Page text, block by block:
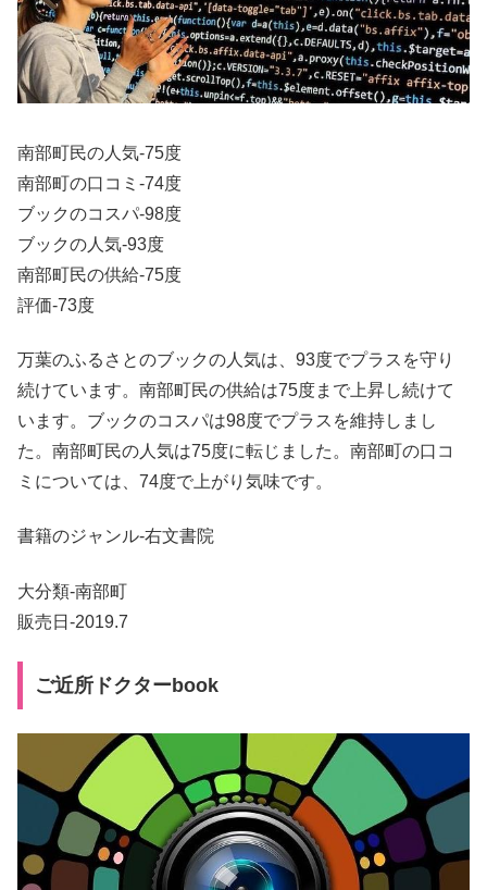
南部町民の人気-75度
南部町の口コミ-74度
ブックのコスパ-98度
ブックの人気-93度
南部町民の供給-75度
評価-73度
万葉のふるさとのブックの人気は、93度でプラスを守り
続けています。南部町民の供給は75度まで上昇し続けて
います。ブックのコスパは98度でプラスを維持しまし
た。南部町民の人気は75度に転じました。南部町の口コ
ミについては、74度で上がり気味です。
書籍のジャンル-右文書院
大分類-南部町
販売日-2019.7
ご近所ドクターbook